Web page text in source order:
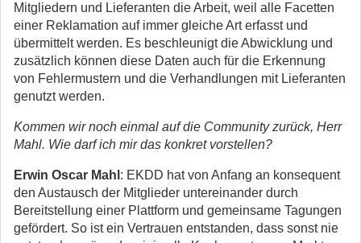
Mitgliedern und Lieferanten die Arbeit, weil alle Facetten
einer Reklamation auf immer gleiche Art erfasst und
übermittelt werden. Es beschleunigt die Abwicklung und
zusätzlich können diese Daten auch für die Erkennung
von Fehlermustern und die Verhandlungen mit Lieferanten
genutzt werden.
Kommen wir noch einmal auf die Community zurück, Herr
Mahl. Wie darf ich mir das konkret vorstellen?
Erwin Oscar Mahl : EKDD hat von Anfang an konsequent
den Austausch der Mitglieder untereinander durch
Bereitstellung einer Plattform und gemeinsame Tagungen
gefördert. So ist ein Vertrauen entstanden, dass sonst nie